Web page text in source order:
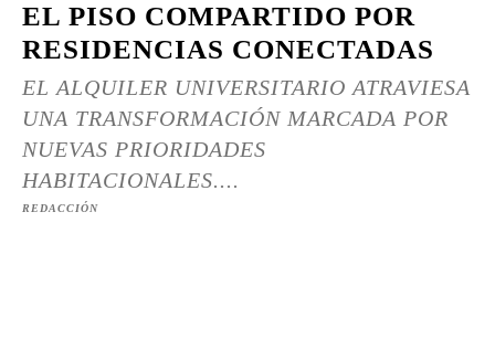
EL PISO COMPARTIDO POR
RESIDENCIAS CONECTADAS
EL ALQUILER UNIVERSITARIO ATRAVIESA
UNA TRANSFORMACIÓN MARCADA POR
NUEVAS PRIORIDADES
HABITACIONALES....
REDACCIÓN